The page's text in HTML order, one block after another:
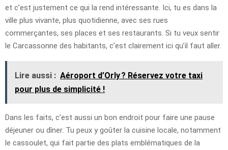
et c’est justement ce qui la rend intéressante. Ici, tu es dans la
ville plus vivante, plus quotidienne, avec ses rues
commerçantes, ses places et ses restaurants. Si tu veux sentir
le Carcassonne des habitants, c’est clairement ici qu’il faut aller.
Lire aussi : Aéroport d’Orly ? Réservez votre taxi
pour plus de simplicité !
Dans les faits, c’est aussi un bon endroit pour faire une pause
déjeuner ou dîner. Tu peux y goûter la cuisine locale, notamment
le cassoulet, qui fait partie des plats emblématiques de la